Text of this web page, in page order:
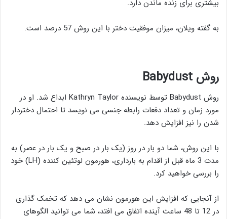
بیشتری برای زنده ماندن دارد.
به گفته ویلان، میزان موفقیت دختر با این روش 57 درصد است.
روش Babydust
روش Babydust توسط نویسنده Kathryn Taylor ابداع شد. او در
مورد زمان و تعداد دفعات رابطه جنسی می نویسد تا احتمال دختردار
شدن را نیز افزایش دهد.
با این روش، شما دو بار در روز (یک بار در صبح و یک بار در عصر) به
مدت 3 ماه قبل از اقدام به بارداری، هورمون لوتئین کننده (LH) خود
را بررسی خواهید کرد.
از آنجایی که افزایش این هورمون نشان می دهد که تخمک گذاری
در 12 تا 48 ساعت آینده اتفاق می افتد، شما می توانید الگوهای